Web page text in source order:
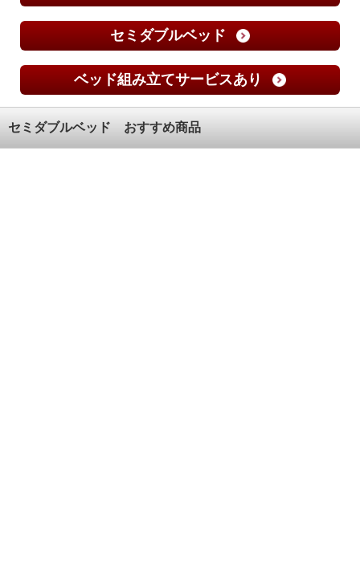
セミダブルベッド
ベッド組み立てサービスあり
セミダブルベッド おすすめ商品